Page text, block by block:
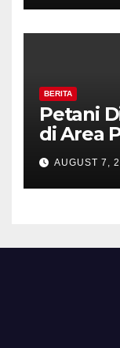
BERITA
Petani
di Area
Polisi
Tanda
AUGUST 7,